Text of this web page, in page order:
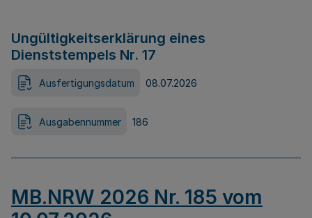
Ungültigkeitserklärung eines
Dienststempels Nr. 17
Ausfertigungsdatum 08.07.2026
Ausgabennummer 186
MB.NRW 2026 Nr. 185 vom